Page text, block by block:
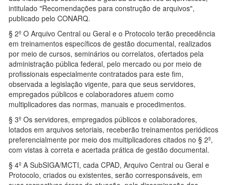
intitulado "Recomendações para construção de arquivos",
publicado pelo CONARQ.
§ 2º O Arquivo Central ou Geral e o Protocolo terão precedência
em treinamentos específicos de gestão documental, realizados
por meio de cursos, seminários ou correlatos, ofertados pela
administração pública federal, pelo mercado ou por meio de
profissionais especialmente contratados para este fim,
observada a legislação vigente, para que seus servidores,
empregados públicos e colaboradores atuem como
multiplicadores das normas, manuais e procedimentos.
§ 3º Os servidores, empregados públicos e colaboradores,
lotados em arquivos setoriais, receberão treinamentos periódicos
preferencialmente por meio dos multiplicadores citados no § 2º,
com vistas à correta e acertada prática de gestão documental.
§ 4º A SubSIGA/MCTI, cada CPAD, Arquivo Central ou Geral e
Protocolo, criados ou existentes, serão corresponsáveis, em